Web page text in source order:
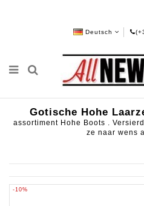
Deutsch
Gotische Hohe
assortiment Hohe Boots .
ze naar wens
-10%